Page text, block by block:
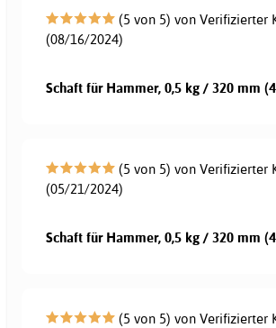
(5 von 5) von Verifizierter
(08/16/2024)
Schaft für Hammer, 0,5 kg / 320 mm
(5 von 5) von Verifizierter
(05/21/2024)
Schaft für Hammer, 0,5 kg / 320 mm
(5 von 5) von Verifizierter